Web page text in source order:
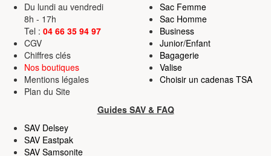
Du lundi au vendredi
8h - 17h
Tel : 04 66 35 94 97
CGV
Chiffres clés
Nos boutiques
Mentions légales
Plan du Site
Sac Femme
Sac Homme
Business
Junior/Enfant
Bagagerie
Valise
Choisir un cadenas TSA
Guides SAV & FAQ
SAV Delsey
SAV Eastpak
SAV Samsonite